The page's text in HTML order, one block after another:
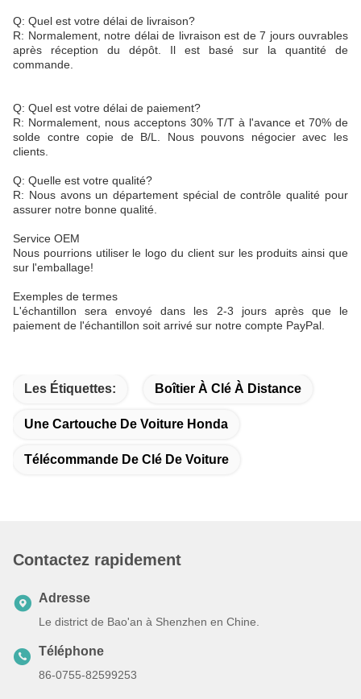
Q: Quel est votre délai de livraison?
R: Normalement, notre délai de livraison est de 7 jours ouvrables
après réception du dépôt. Il est basé sur la quantité de
commande.
Q: Quel est votre délai de paiement?
R: Normalement, nous acceptons 30% T/T à l'avance et 70% de
solde contre copie de B/L. Nous pouvons négocier avec les
clients.
Q: Quelle est votre qualité?
R: Nous avons un département spécial de contrôle qualité pour
assurer notre bonne qualité.
Service OEM
Nous pourrions utiliser le logo du client sur les produits ainsi que
sur l'emballage!
Exemples de termes
L'échantillon sera envoyé dans les 2-3 jours après que le
paiement de l'échantillon soit arrivé sur notre compte PayPal.
Les Étiquettes: Boîtier À Clé À Distance
Une Cartouche De Voiture Honda
Télécommande De Clé De Voiture
Contactez rapidement
Adresse
Le district de Bao'an à Shenzhen en Chine.
Téléphone
86-0755-82599253